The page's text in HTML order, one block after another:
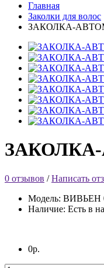
Главная
Заколки для волос
ЗАКОЛКА-
0 отзывов /Написать
Модель: ВИВЬЕН
Наличие: Есть в
0р.